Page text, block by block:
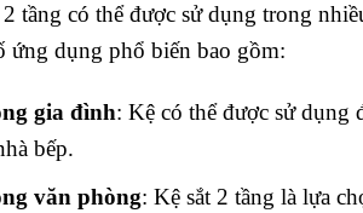
2 tầng có thể được sử dụng trong
ứng dụng phổ biến bao gồm:
gia đình: Kệ có thể được sử dụng
bếp.
văn phòng: Kệ sắt 2 tầng là lựa